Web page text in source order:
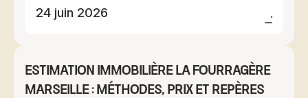
24 juin 2026
Estimation immobilière La Fourragère
Marseille : méthodes, prix et repères